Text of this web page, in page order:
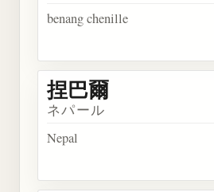
benang chenille
捏巴爾
ネパール
Nepal